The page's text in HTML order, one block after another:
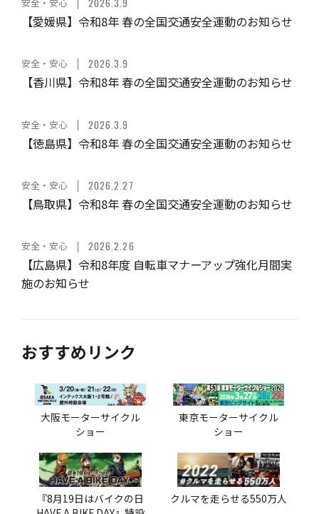
【愛媛県】令和8年 春の全国交通安全運動のお知らせ
安全・安心 2026.3.9
【香川県】令和8年 春の全国交通安全運動のお知らせ
安全・安心 2026.3.9
【徳島県】令和8年 春の全国交通安全運動のお知らせ
安全・安心 2026.2.27
【鳥取県】令和8年 春の全国交通安全運動のお知らせ
安全・安心 2026.2.26
【広島県】令和8年度 自転車マナーアップ強化月間実
施のお知らせ
おすすめリンク
大阪モーターサイクル
ショー
東京モーターサイクル
ショー
『8月19日はバイクの日
クルマを走らせる550万人